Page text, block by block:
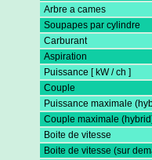
Arbre a cames
Soupapes par cylindre
Carburant
Aspiration
Puissance [ kW / ch ]
Couple
Puissance maximale
Couple maximale
Boite de vitesse
Boite de vitesse (sur